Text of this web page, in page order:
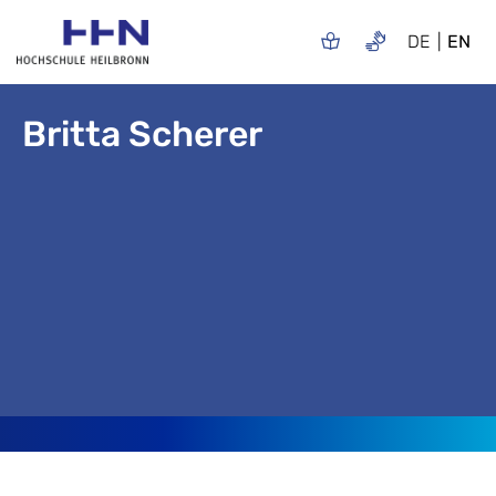
DE EN
Britta Scherer